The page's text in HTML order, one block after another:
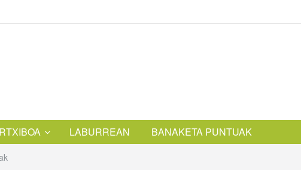
LABURREAN BANAKETA PUNTUAK